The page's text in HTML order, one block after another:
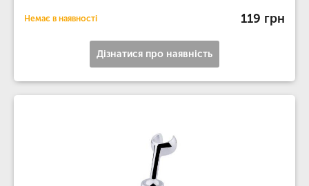
Немає в наявності 119 грн
Дізнатися про наявність